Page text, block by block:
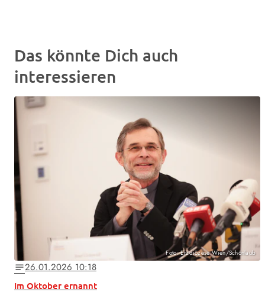
Das könnte Dich auch
interessieren
Foto: Erzdiözese Wien/Schönlaub
notes26.01.2026 10:18
Im Oktober ernannt